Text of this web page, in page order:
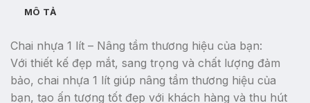
MÔ TẢ
Chai nhựa 1 lít – Nâng tầm thương hiệu của bạn:
Với thiết kế đẹp mắt, sang trọng và chất lượng đảm
bảo, chai nhựa 1 lít giúp nâng tầm thương hiệu của
bạn, tạo ấn tượng tốt đẹp với khách hàng và thu hút